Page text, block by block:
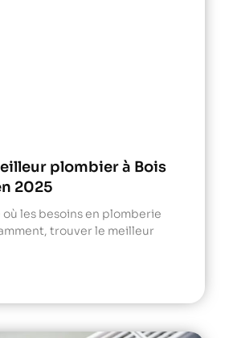
plombier à Bois
2025
où les besoins en plomberie
trouver le meilleur